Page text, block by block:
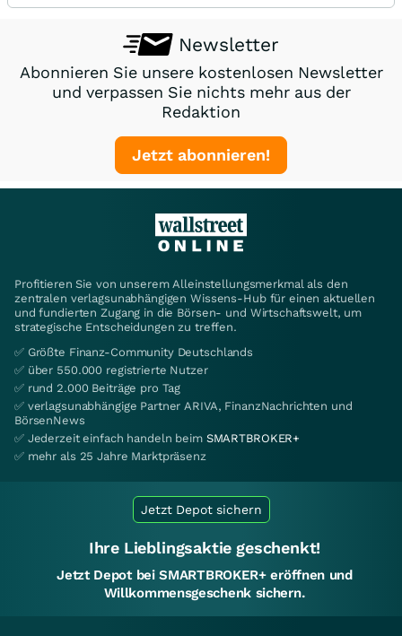
Newsletter
Abonnieren Sie unsere kostenlosen Newsletter
und verpassen Sie nichts mehr aus der
Redaktion
Jetzt abonnieren!
Profitieren Sie von unserem Alleinstellungsmerkmal als den
zentralen verlagsunabhängigen Wissens-Hub für einen aktuellen
und fundierten Zugang in die Börsen- und Wirtschaftswelt, um
strategische Entscheidungen zu treffen.
✅ Größte Finanz-Community Deutschlands
✅ über 550.000 registrierte Nutzer
✅ rund 2.000 Beiträge pro Tag
✅ verlagsunabhängige Partner ARIVA, FinanzNachrichten und
BörsenNews
✅ Jederzeit einfach handeln beim SMARTBROKER+
✅ mehr als 25 Jahre Marktpräsenz
Jetzt Depot sichern
Ihre Lieblingsaktie geschenkt!
Jetzt Depot bei SMARTBROKER+ eröffnen und
Willkommensgeschenk sichern.